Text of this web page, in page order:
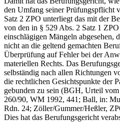
den Umfang seiner Prüfungspflicht
Satz 2 ZPO unterliegt das mit der
von den in § 529 Abs. 2 Satz 1
einschlägigen Mängeln abgesehen,
nicht an die geltend gemachten
Überprüfung auf Fehler bei der
materiellen Rechts. Das
selbständig nach allen Richtungen
die rechtlichen Gesichtspunkte der
gebunden zu sein (BGH, Urteil
260/90, WM 1992, 441; Ball, in:
Rdn. 24; Zöller/Gummer/Heßler,
Dies hat das Berufungsgericht